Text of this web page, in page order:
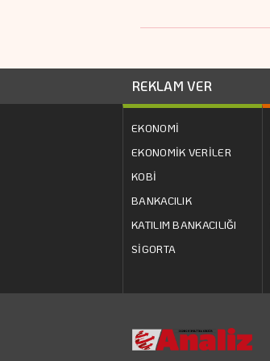
REKLAM VER
EKONOMİ
EKONOMİK VERİLER
KOBİ
BANKACILIK
KATILIM BANKACILIĞI
SİGORTA